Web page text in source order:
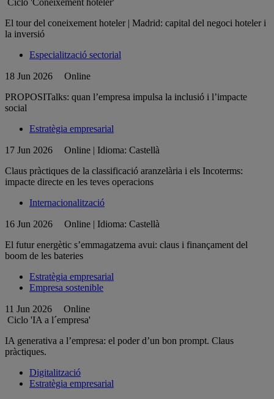
Ciclo 'Coneixement hoteler'
El tour del coneixement hoteler | Madrid: capital del negoci hoteler i
la inversió
Especialització sectorial
18 Jun 2026
Online
PROPOSITalks: quan l’empresa impulsa la inclusió i l’impacte
social
Estratègia empresarial
17 Jun 2026
Online | Idioma: Castellà
Claus pràctiques de la classificació aranzelària i els Incoterms:
impacte directe en les teves operacions
Internacionalització
16 Jun 2026
Online | Idioma: Castellà
El futur energètic s’emmagatzema avui: claus i finançament del
boom de les bateries
Estratègia empresarial
Empresa sostenible
11 Jun 2026
Online
Ciclo 'IA a l´empresa'
IA generativa a l’empresa: el poder d’un bon prompt. Claus
pràctiques.
Digitalització
Estratègia empresarial